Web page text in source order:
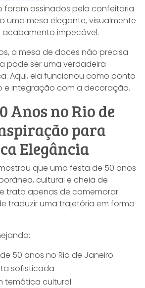
foram assinados pela confeitaria
uma mesa elegante, visualmente
impecável.
a mesa de doces não precisa
pode ser uma verdadeira
Aqui, ela funcionou como ponto
e integração com a decoração.
Anos no Rio de
para
Elegância
que uma festa de 50 anos
cultural e cheia de
trata apenas de comemorar
traduzir uma trajetória em forma
50 anos no Rio de Janeiro
sofisticada
temática cultural